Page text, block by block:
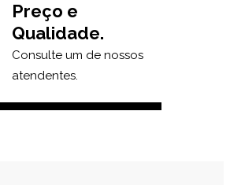
Preço e
Qualidade.
Consulte um de nossos
atendentes.